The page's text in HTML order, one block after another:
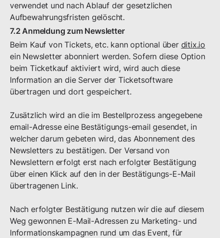
verwendet und nach Ablauf der gesetzlichen
Aufbewahrungsfristen gelöscht.
7.2 Anmeldung zum Newsletter
Beim Kauf von Tickets, etc. kann optional über ditix.io
ein Newsletter abonniert werden. Sofern diese Option
beim Ticketkauf aktiviert wird, wird auch diese
Information an die Server der Ticketsoftware
übertragen und dort gespeichert.
Zusätzlich wird an die im Bestellprozess angegebene
email-Adresse eine Bestätigungs-email gesendet, in
welcher darum gebeten wird, das Abonnement des
Newsletters zu bestätigen. Der Versand von
Newslettern erfolgt erst nach erfolgter Bestätigung
über einen Klick auf den in der Bestätigungs-E-Mail
übertragenen Link.
Nach erfolgter Bestätigung nutzen wir die auf diesem
Weg gewonnen E-Mail-Adressen zu Marketing- und
Informationskampagnen rund um das Event, für